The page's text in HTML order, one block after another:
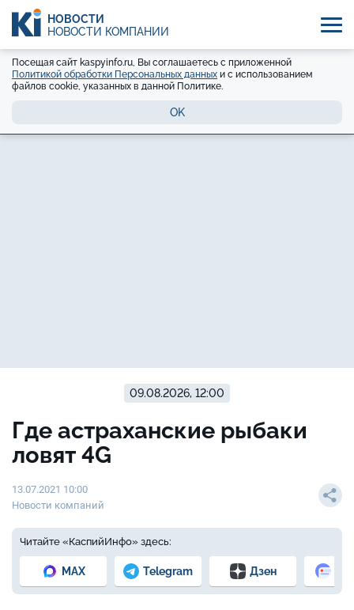
НОВОСТИ
НОВОСТИ КОМПАНИЙ
Посещая сайт kaspyinfo.ru, Вы соглашаетесь с приложенной
Политикой обработки Персональных данных и с использованием
файлов cookie, указанных в данной Политике.
OK
09.08.2026, 12:00
Где астраханские рыбаки
ловят 4G
13.07.2021 10:00
Новости компаний
Читайте «КаспийИнфо» здесь:
MAX Telegram Дзен